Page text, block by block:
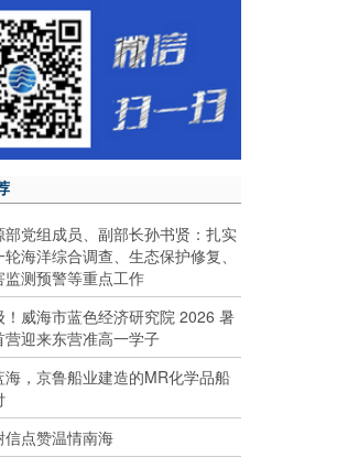
部党组成员、副部长孙书贤：扎实
海洋综合调查、生态保护修复、
监测预警等重点工作
！威海市蓝色经济研究院 2026 暑
营迎来东营准高一学子
海，京鲁船业建造的MR化学品船
信点赞温情南海